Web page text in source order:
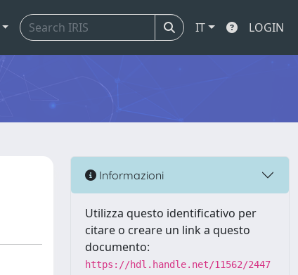
IT LOGIN
Informazioni
Utilizza questo identificativo per
citare o creare un link a questo
documento:
https://hdl.handle.net/11562/2447